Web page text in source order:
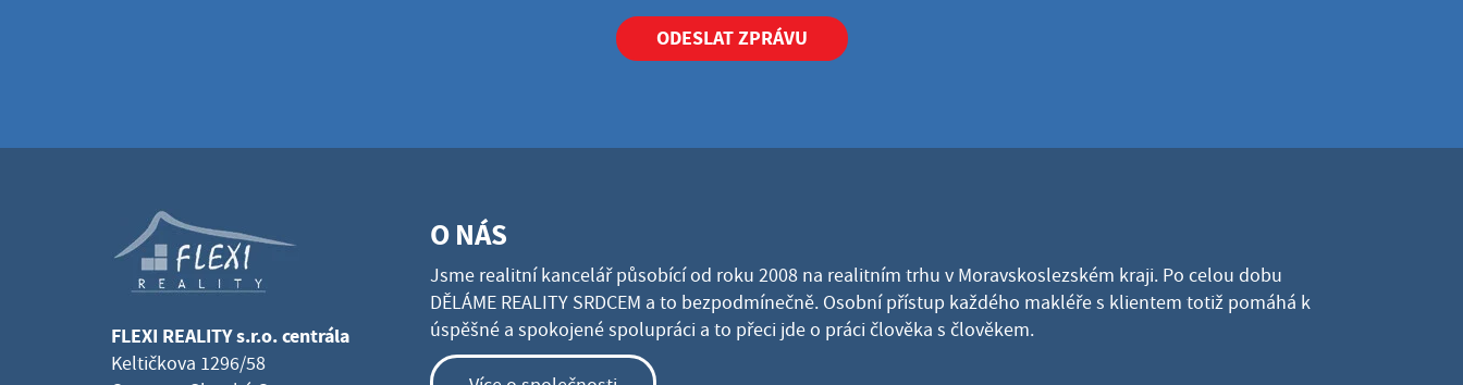
ODESLAT ZPRÁVU
FLEXI REALITY s.r.o. centrála
Keltičkova 1296/58
O NÁS
Jsme realitní kancelář působící od roku 2008 na realitním trhu v Moravskoslezském kraji. Po celou dobu
DĚLÁME REALITY SRDCEM a to bezpodmínečně. Osobní přístup každého makléře s klientem totiž pomáhá k
úspěšné a spokojené spolupráci a to přeci jde o práci člověka s člověkem.